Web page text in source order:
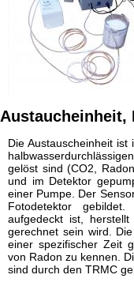
Austaucheinheit,
Die Austauscheinheit
gelöst sind (CO2,
und im Detektor
einer Pumpe. Der
Fotodetektor
aufgedeckt ist,
gerechnet sein wird.
einer spezifischer Zeit
von Radon zu kennen.
sind durch den TRMC